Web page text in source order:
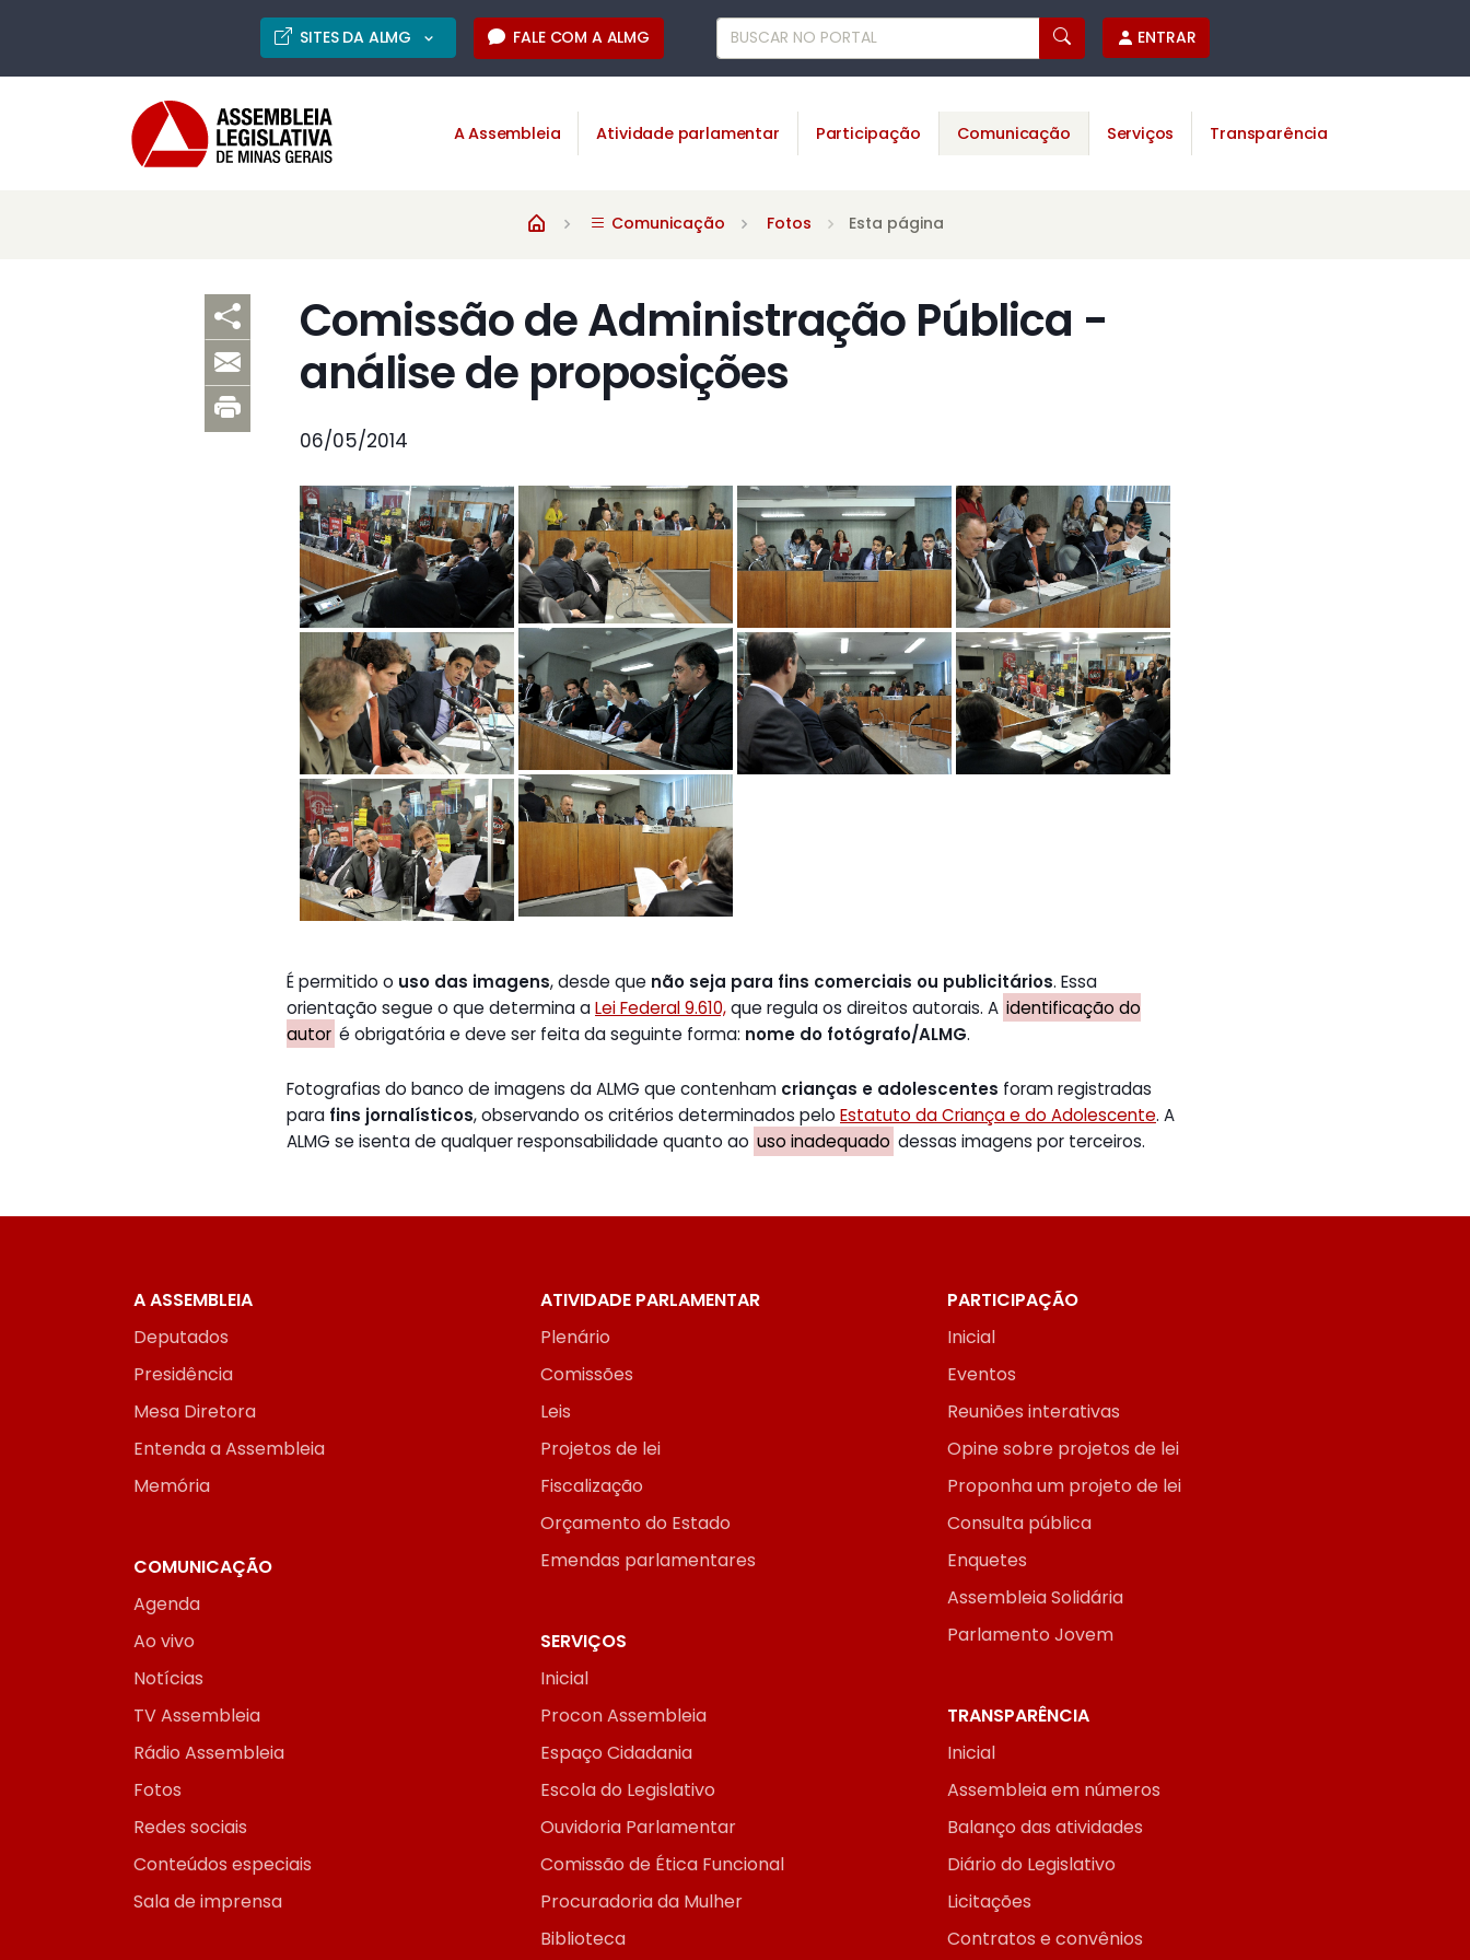
SITES DA ALMG FALE COM A ALMG ENTRAR
A Assembleia Atividade parlamentar Participação Comunicação Serviços Transparência
Comunicação Fotos Esta página
Comissão de Administração Pública -
análise de proposições
06/05/2014
É permitido o uso das imagens, desde que não seja para fins comerciais ou publicitários. Essa
orientação segue o que determina aLei Federal 9.610,que regula os direitos autorais. A identificação do
autor é obrigatória e deve ser feita da seguinte forma: nome do fotógrafo/ALMG.
Fotografias do banco de imagens da ALMG que contenham crianças e adolescentes foram registradas
para fins jornalísticos, observando os critérios determinados pelo Estatuto da Criança e do Adolescente. A
ALMG se isenta de qualquer responsabilidade quanto ao uso inadequado dessas imagens por terceiros.
A ASSEMBLEIA
Deputados
Presidência
Mesa Diretora
Entenda a Assembleia
Memória
ATIVIDADE PARLAMENTAR
Plenário
Comissões
Leis
Projetos de lei
Fiscalização
Orçamento do Estado
Emendas parlamentares
PARTICIPAÇÃO
Inicial
Eventos
Reuniões interativas
Opine sobre projetos de lei
Proponha um projeto de lei
Consulta pública
Enquetes
Assembleia Solidária
Parlamento Jovem
COMUNICAÇÃO
Agenda
Ao vivo
Notícias
TV Assembleia
Rádio Assembleia
Fotos
Redes sociais
Conteúdos especiais
Sala de imprensa
SERVIÇOS
Inicial
Procon Assembleia
Espaço Cidadania
Escola do Legislativo
Ouvidoria Parlamentar
Comissão de Ética Funcional
Procuradoria da Mulher
Biblioteca
TRANSPARÊNCIA
Inicial
Assembleia em números
Balanço das atividades
Diário do Legislativo
Licitações
Contratos e convênios